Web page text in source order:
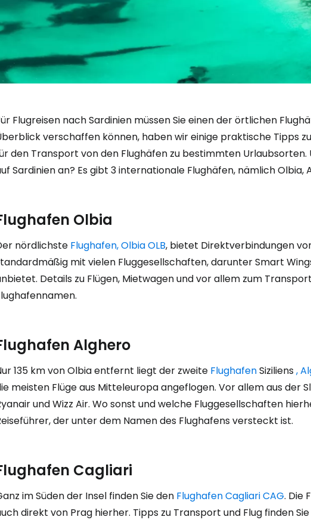
Flugreisen nach Sardinien müssen Sie einen der örtlichen
verschaffen können, haben wir einige praktische Tipps
den Transport von den Flughäfen zu bestimmten
Sardinien an? Es gibt 3 internationale Flughäfen, nämlich Olbia,
Olbia
nördlichste Flughafen, Olbia OLB, bietet Direktverbindungen
mit vielen Fluggesellschaften, darunter Smart
Details zu Flügen, Mietwagen und vor allem zum
Alghero
135 km von Olbia entfernt liegt der zweite FlughafenSiziliens,
meisten Flüge aus Mitteleuropa angeflogen. Vor allem aus der
und Wizz Air. Wo sonst und welche Fluggesellschaften
der unter dem Namen des Flughafens versteckt ist.
Cagliari
im Süden der Insel finden Sie den Flughafen Cagliari CAG. Die
direkt von Prag hierher. Tipps zu Transport und Flug finden
Anmeldung
... die weltweite Reise-Community
Weiter mit